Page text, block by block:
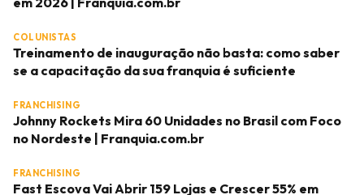
COLUNISTAS
Treinamento de inauguração não basta: como saber
se a capacitação da sua franquia é suficiente
FRANCHISING
Johnny Rockets Mira 60 Unidades no Brasil com Foco
no Nordeste | Franquia.com.br
FRANCHISING
Fast Escova Vai Abrir 159 Lojas e Crescer 55% em